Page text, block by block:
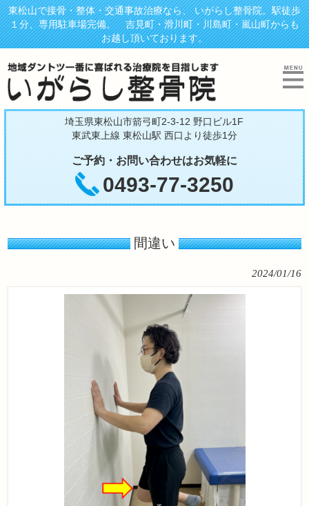
東松山で接骨・整体・交通事故治療なら、 いがらし整骨院。駅徒歩
１分、専用駐車場完備。 吉見町・滑川町・川島町・嵐山町からも
お越し頂いております。
埼玉県東松山市箭弓町2-3-12 野口ビル1F
東武東上線 東松山駅 西口より徒歩1分
ご予約・お問い合わせはお気軽に
0493-77-3250
間違い
2024/01/16